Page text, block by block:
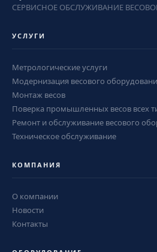
СЕРВИСНОЕ ОБСЛУЖИВАНИЕ
УСЛУГИ
Метрологические услуги
Модернизация весового
Монтаж весов
Поверка промышленных весов всех
Ремонт и обслуживание весового
Техническое обслуживание
КОМПАНИЯ
О компании
Новости
Контакты